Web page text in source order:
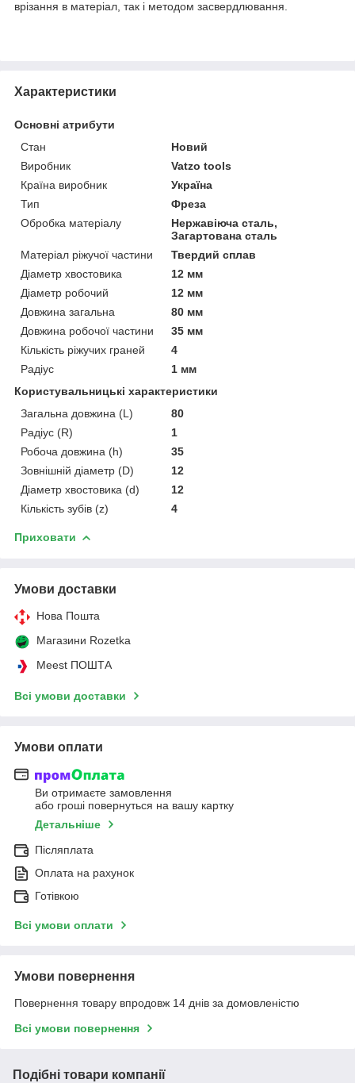
врізання в матеріал, так і методом засвердлювання.
Характеристики
Основні атрибути
Стан
Новий
Виробник
Vatzo tools
Країна виробник
Україна
Тип
Фреза
Обробка матеріалу
Нержавіюча сталь,
Загартована сталь
Матеріал ріжучої частини
Твердий сплав
Діаметр хвостовика
12 мм
Діаметр робочий
12 мм
Довжина загальна
80 мм
Довжина робочої частини
35 мм
Кількість ріжучих граней
4
Радіус
1 мм
Користувальницькі характеристики
Загальна довжина (L)
80
Радіус (R)
1
Робоча довжина (h)
35
Зовнішній діаметр (D)
12
Діаметр хвостовика (d)
12
Кількість зубів (z)
4
Приховати
Умови доставки
Нова Пошта
Магазини Rozetka
Meest ПОШТА
Всі умови доставки
Умови оплати
Ви отримаєте замовлення
або гроші повернуться на вашу картку
Детальніше
Післяплата
Оплата на рахунок
Готівкою
Всі умови оплати
Умови повернення
Повернення товару впродовж 14 днів за домовленістю
Всі умови повернення
Подібні товари компанії